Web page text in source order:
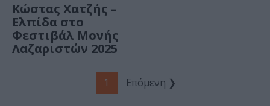
Κώστας Χατζής –
Ελπίδα στο
Φεστιβάλ Μονής
Λαζαριστών 2025
1 Επόμενη ❯